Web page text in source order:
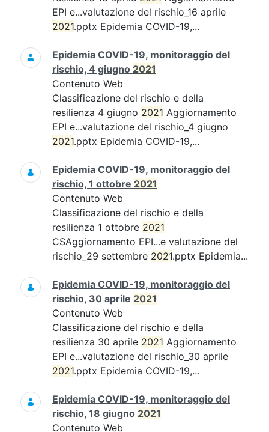
EPI e...valutazione del rischio_16 aprile
2021.pptx Epidemia COVID-19,...
Epidemia COVID-19, monitoraggio del
rischio, 4 giugno 2021
Contenuto Web
Classificazione del rischio e della
resilienza 4 giugno 2021 Aggiornamento
EPI e...valutazione del rischio_4 giugno
2021.pptx Epidemia COVID-19,...
Epidemia COVID-19, monitoraggio del
rischio, 1 ottobre 2021
Contenuto Web
Classificazione del rischio e della
resilienza 1 ottobre 2021
CSAggiornamento EPI...e valutazione del
rischio_29 settembre 2021.pptx Epidemia...
Epidemia COVID-19, monitoraggio del
rischio, 30 aprile 2021
Contenuto Web
Classificazione del rischio e della
resilienza 30 aprile 2021 Aggiornamento
EPI e...valutazione del rischio_30 aprile
2021.pptx Epidemia COVID-19,...
Epidemia COVID-19, monitoraggio del
rischio, 18 giugno 2021
Contenuto Web